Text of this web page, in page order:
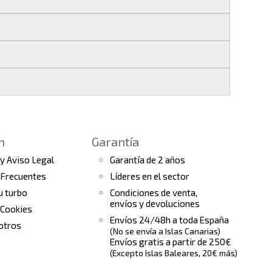
finales.
continuación).
condiciones generalespara más
del pedido para que puedas
Aviso Legal
turbo
Garantía
Garantía de 2 años
Líderes en el sector
Condiciones de venta,
envíos y devoluciones
Envíos 24/48h a toda España
(No se envía a Islas Canarias)
Envíos gratis a partir de 250€
(Excepto Islas Baleares, 20€ más)